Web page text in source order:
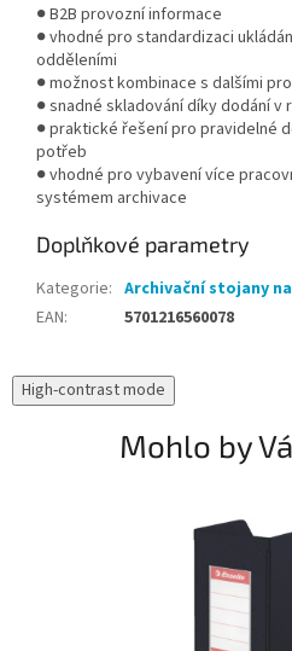
● B2B provozní informace
● vhodné pro standardizaci
odděleními
● možnost kombinace s dalšími
● snadné skladování díky dodání v
● praktické řešení pro pravidelné
potřeb
● vhodné pro vybavení více
systémem archivace
Doplňkové parametry
Kategorie: Archivační stojany
EAN: 5701216560078
High-contrast mode
Mohlo by